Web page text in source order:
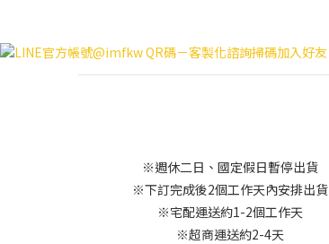
※週休二日、國定假日暫停出貨
※下訂完成後2個工作天內安排出貨
※宅配運送約1-2個工作天
※超商運送約2-4天